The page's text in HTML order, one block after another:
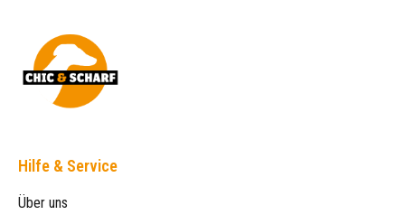
Hilfe & Service
Über uns